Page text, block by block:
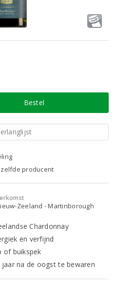
Bestel
producent
Zeeland - Martinborough
Chardonnay
en verfijnd
of buikspek
na de oogst te bewaren